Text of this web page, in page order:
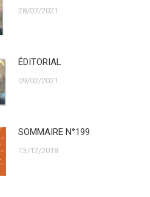
28/07/2021
ÉDITORIAL
09/02/2021
SOMMAIRE N°199
13/12/2018